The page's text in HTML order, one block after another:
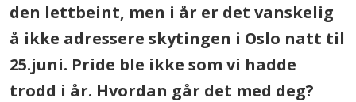
den lettbeint, men i år er det vanskelig
å ikke adressere skytingen i Oslo natt til
25.juni. Pride ble ikke som vi hadde
trodd i år. Hvordan går det med deg?